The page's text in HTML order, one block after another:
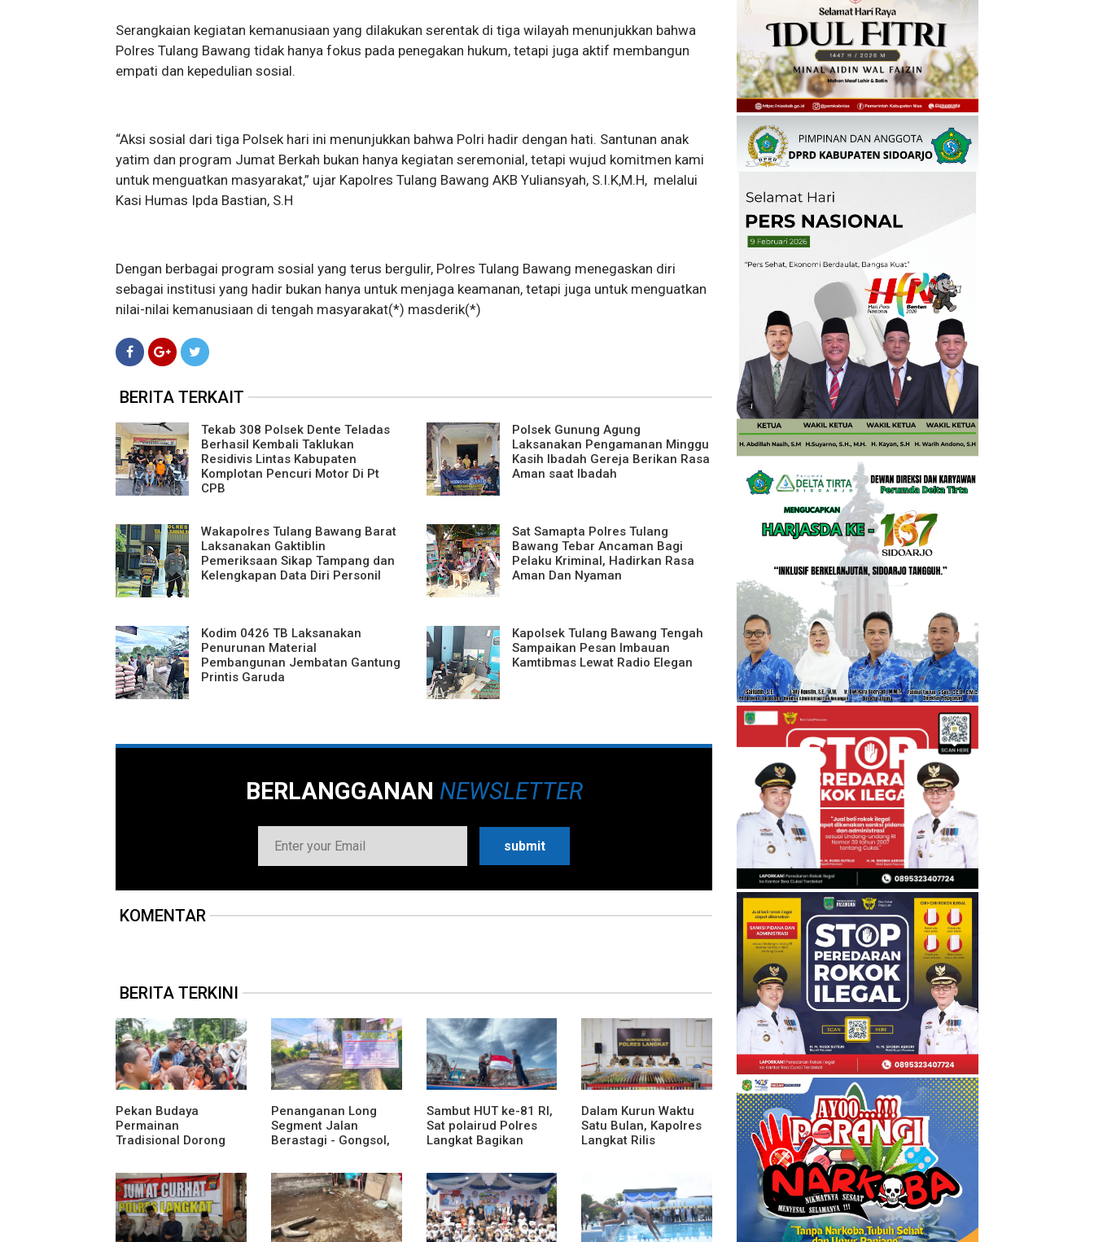
Serangkaian kegiatan kemanusiaan yang dilakukan serentak di tiga wilayah menunjukkan bahwa
Polres Tulang Bawang tidak hanya fokus pada penegakan hukum, tetapi juga aktif membangun
empati dan kepedulian sosial.
“Aksi sosial dari tiga Polsek hari ini menunjukkan bahwa Polri hadir dengan hati. Santunan anak
yatim dan program Jumat Berkah bukan hanya kegiatan seremonial, tetapi wujud komitmen kami
untuk menguatkan masyarakat,” ujar Kapolres Tulang Bawang AKB Yuliansyah, S.I.K,M.H, melalui
Kasi Humas Ipda Bastian, S.H
Dengan berbagai program sosial yang terus bergulir, Polres Tulang Bawang menegaskan diri
sebagai institusi yang hadir bukan hanya untuk menjaga keamanan, tetapi juga untuk menguatkan
nilai-nilai kemanusiaan di tengah masyarakat(*) masderik(*)
BERITA TERKAIT
Tekab 308 Polsek Dente Teladas
Berhasil Kembali Taklukan
Residivis Lintas Kabupaten
Komplotan Pencuri Motor Di Pt
CPB
Polsek Gunung Agung
Laksanakan Pengamanan Minggu
Kasih Ibadah Gereja Berikan Rasa
Aman saat Ibadah
Wakapolres Tulang Bawang Barat
Laksanakan Gaktiblin
Pemeriksaan Sikap Tampang dan
Kelengkapan Data Diri Personil
Sat Samapta Polres Tulang
Bawang Tebar Ancaman Bagi
Pelaku Kriminal, Hadirkan Rasa
Aman Dan Nyaman
Kodim 0426 TB Laksanakan
Penurunan Material
Pembangunan Jembatan Gantung
Printis Garuda
Kapolsek Tulang Bawang Tengah
Sampaikan Pesan Imbauan
Kamtibmas Lewat Radio Elegan
BERLANGGANAN NEWSLETTER
KOMENTAR
BERITA TERKINI
Pekan Budaya
Permainan
Tradisional Dorong
dan Kurangi
Ketergantungan
Gadget
Penanganan Long
Segment Jalan
Berastagi - Gongsol,
Kabupaten Karo
Tingkatkan
Kenyamanan Akses
Wisata, Pertanian dan
Perekonomian
Sambut HUT ke-81 RI,
Sat polairud Polres
Langkat Bagikan
kepada Nelayan
Dalam Kurun Waktu
Satu Bulan, Kapolres
Langkat Rilis
Pidana Kriminal, dan
Kekerasan Seksual
terhadap Anak